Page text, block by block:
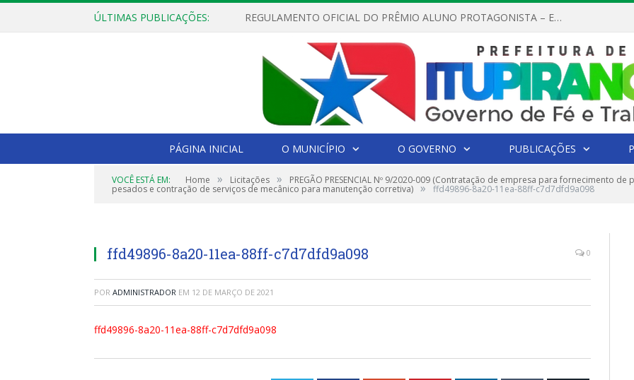
ÚLTIMAS PUBLICAÇÕES: REGULAMENTO OFICIAL DO PRÊMIO ALUNO PROTAGONISTA – EDIÇÃO 2026
PÁGINA INICIAL O MUNICÍPIO O GOVERNO PUBLICAÇÕES
VOCÊ ESTÁ EM: Home » Licitações » PREGÃO PRESENCIAL Nº 9/2020-009 (Contratação de empresa para fornecimento
pesados e contração de serviços de mecânico para manutenção corretiva) » ffd49896-8a20-11ea-88ff-c7d7dfd9a098
ffd49896-8a20-11ea-88ff-c7d7dfd9a098 0
POR ADMINISTRADOR EM 12 DE MARÇO DE 2021
ffd49896-8a20-11ea-88ff-c7d7dfd9a098